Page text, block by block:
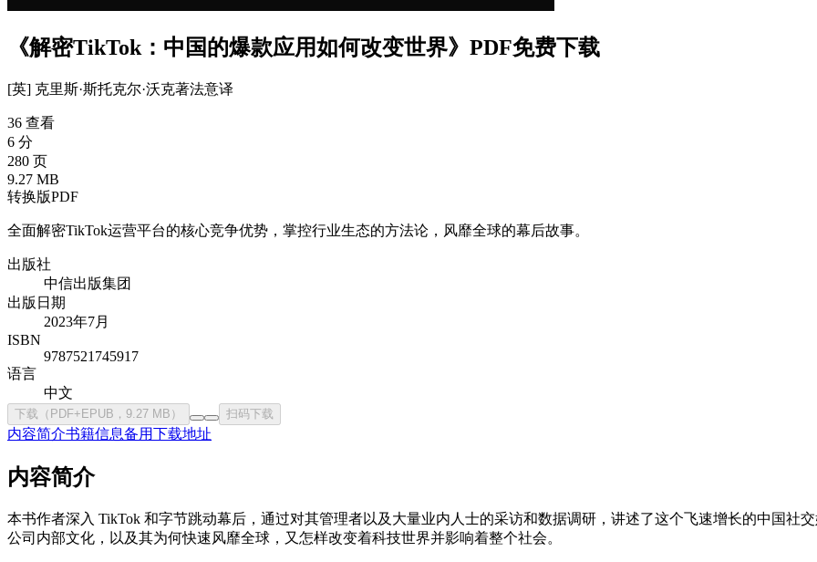
《解密TikTok：中国的爆款应用如何改变世界》PDF免费下载
[英] 克里斯·斯托克尔·沃克著法意译
36 查看
6 分
280 页
9.27 MB
转换版PDF
全面解密TikTok运营平台的核心竞争优势，掌控行业生态的方法论，风靡全球的幕后故事。
出版社
中信出版集团
出版日期
2023年7月
ISBN
9787521745917
语言
中文
下载（PDF+EPUB，9.27 MB） 扫码下载
内容简介书籍信息备用下载地址
内容简介
本书作者深入 TikTok 和字节跳动幕后，通过对其管理者以及大量业内人士的采访和数据调研，讲述了这个飞速增长的中国社
公司内部文化，以及其为何快速风靡全球，又怎样改变着科技世界并影响着整个社会。